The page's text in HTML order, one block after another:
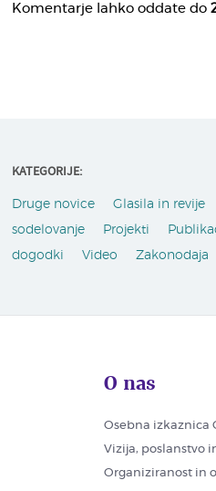
Komentarje lahko oddate do
KATEGORIJE:
Druge novice Glasila in revije
sodelovanje
Projekti
dogodki
Video Zakonodaja
O nas
Osebna izkaznica
Vizija, poslanstvo
Organiziranost in